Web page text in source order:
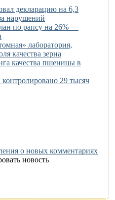
декларацию на 6,3
нарушений
по рапсу на 26% —
лаборатория,
качества зерна
качества пшеницы в
29 тысяч
о новых комментариях
новость